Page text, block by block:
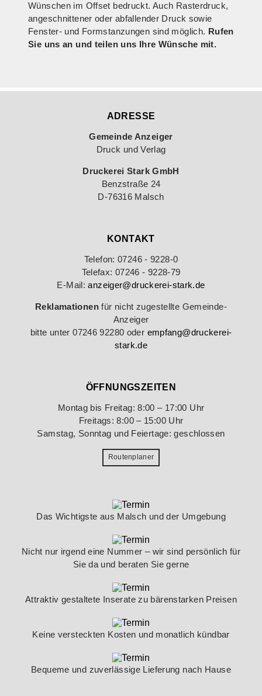
Wünschen im Offset bedruckt. Auch Rasterdruck,
angeschnittener oder abfallender Druck sowie
Fenster- und Formstanzungen sind möglich. Rufen
Sie uns an und teilen uns Ihre Wünsche mit.
ADRESSE
Gemeinde Anzeiger
Druck und Verlag
Druckerei Stark GmbH
Benzstraße 24
D-76316 Malsch
KONTAKT
Telefon: 07246 - 9228-0
Telefax: 07246 - 9228-79
E-Mail:anzeiger@druckerei-stark.de
Reklamationenfür nicht zugestellte Gemeinde-
Anzeiger
bitte unter 07246 92280 oder empfang@druckerei-
stark.de
ÖFFNUNGSZEITEN
Montag bis Freitag: 8:00 – 17:00 Uhr
Freitags: 8:00 – 15:00 Uhr
Samstag, Sonntag und Feiertage: geschlossen
Routenplaner
Das Wichtigste aus Malsch und der Umgebung
Nicht nur irgend eine Nummer – wir sind persönlich für
Sie da und beraten Sie gerne
Attraktiv gestaltete Inserate zu bärenstarken Preisen
Keine versteckten Kosten und monatlich kündbar
Bequeme und zuverlässige Lieferung nach Hause